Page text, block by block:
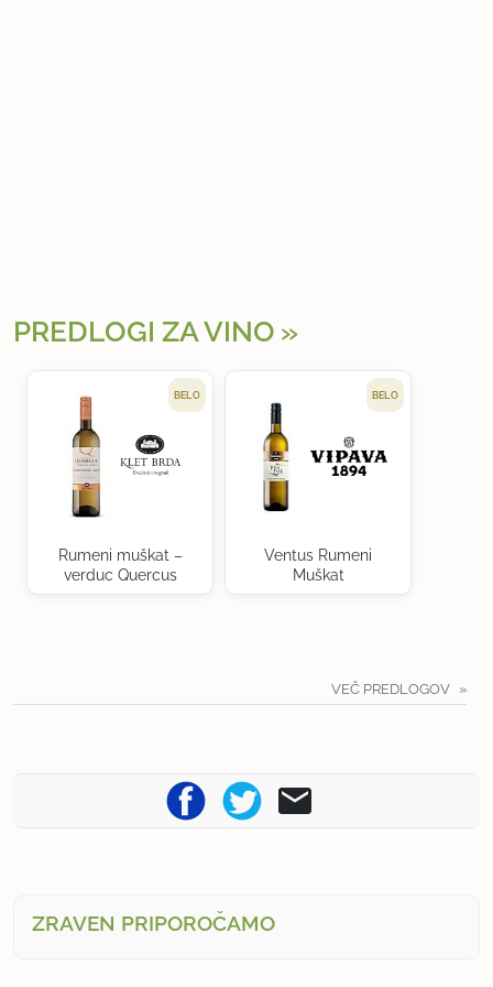
PREDLOGI ZA VINO
BELO
Rumeni muškat –
verduc Quercus
BELO
Ventus Rumeni
Muškat
VEČ PREDLOGOV
ZRAVEN PRIPOROČAMO